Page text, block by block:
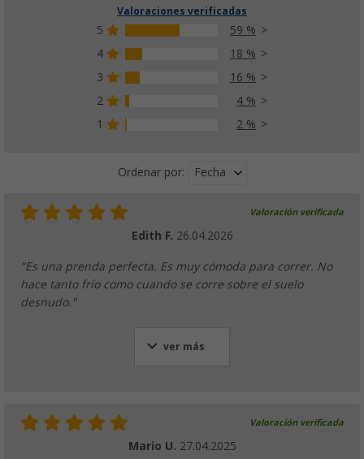
Valoraciones verificadas
5
59 %
4
18 %
3
16 %
2
4 %
1
2 %
Ordenar por: Fecha
Valoración verificada
Edith F. 26.04.2026
"Es una prenda perfecta. Es muy cómoda para correr. No
hace tanto frío como cuando se corre sobre el suelo
desnudo."
ver más
Valoración verificada
Mario U. 27.04.2025